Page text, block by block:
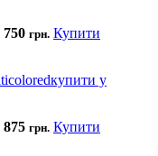
750 грн. Купити
875 грн. Купити